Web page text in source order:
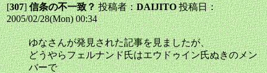
[307]信条の不一致？投稿者：DAIJITO投稿日：
2005/02/28(Mon) 00:34
ゆなさんが発見された記事を見ましたが、
どうやらフェルナンド氏はエウドゥイン氏ぬきのメン
バーで